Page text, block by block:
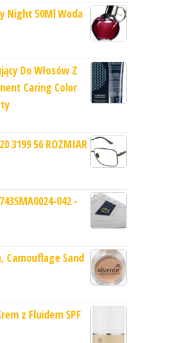
Night 50Ml Woda
Do Włosów Z
Caring Color
3199 56 ROZMIAR
042 -
Camouflage Sand
z Fluidem SPF